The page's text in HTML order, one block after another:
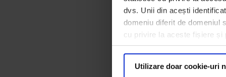
dvs. Unii din acești
domeniu diferit de domeniul
cu privire la aceste fișiere și
Utilizare doar cookie-uri